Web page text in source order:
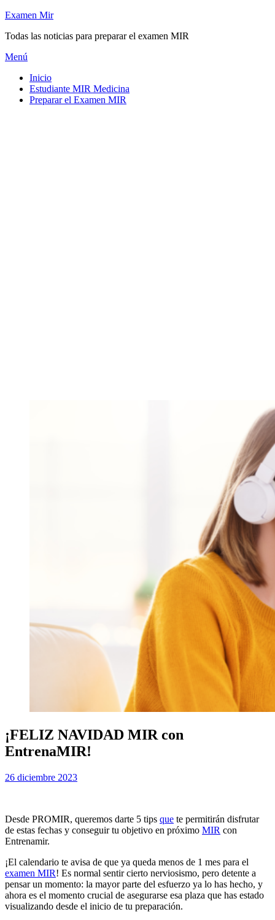
Saltar
contenido
Examen Mir
Todas las noticias para preparar el examen MIR
Menú
Inicio
Estudiante MIR Medicina
Preparar el Examen MIR
¡FELIZ NAVIDAD MIR con
EntrenaMIR!
porExamen MIR
Publicada
26 diciembre 2023
Desde PROMIR, queremos darte 5 tips que te permitirán disfrutar
de estas fechas y conseguir tu objetivo en próximo MIR con
Entrenamir.
¡El calendario te avisa de que ya queda menos de 1 mes para el
examen MIR! Es normal sentir cierto nerviosismo, pero detente a
pensar un momento: la mayor parte del esfuerzo ya lo has hecho, y
ahora es el momento crucial de asegurarse esa plaza que has estado
visualizando desde el inicio de tu preparación.